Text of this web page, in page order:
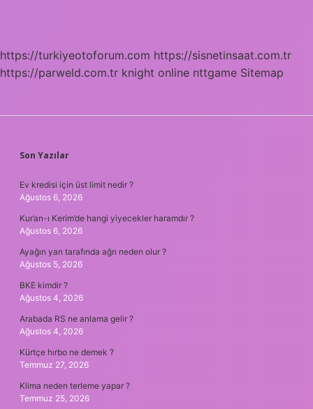
https://turkiyeotoforum.com https://sisnetinsaat.com.tr
https://parweld.com.tr knight online nttgame Sitemap
SIDEBAR
Son Yazılar
Ev kredisi için üst limit nedir ?
Ağustos 6, 2026
Kur’an-ı Kerim’de hangi yiyecekler haramdır ?
Ağustos 6, 2026
Ayağın yan tarafında ağrı neden olur ?
Ağustos 5, 2026
BKE kimdir ?
Ağustos 4, 2026
Arabada RS ne anlama gelir ?
Ağustos 4, 2026
Kürtçe hırbo ne demek ?
Temmuz 27, 2026
Klima neden terleme yapar ?
Temmuz 25, 2026